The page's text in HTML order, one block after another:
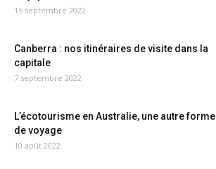
15 septembre 2022
Canberra : nos itinéraires de visite dans la
capitale
7 septembre 2022
L’écotourisme en Australie, une autre forme
de voyage
10 août 2022